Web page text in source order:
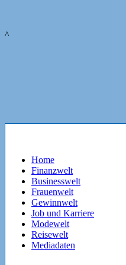
^
Home
Finanzwelt
Businesswelt
Frauenwelt
Gewinnwelt
Job und Karriere
Modewelt
Reisewelt
Mediadaten